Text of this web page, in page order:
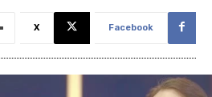
Facebook
X